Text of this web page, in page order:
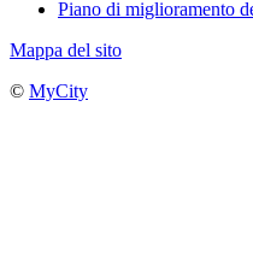
Piano di miglioramento
Mappa del sito
© MyCity